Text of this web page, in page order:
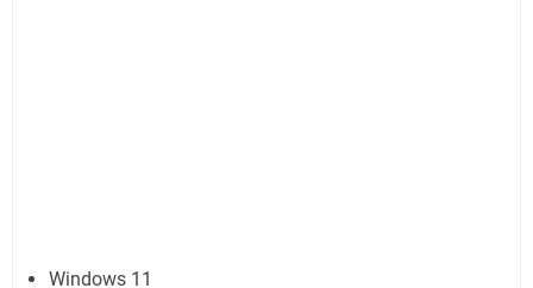
Windows 11